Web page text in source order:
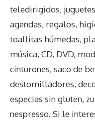
teledirigidos,
agendas, regalos,
toallitas húmedas,
música, CD, DVD,
cinturones, saco de
destornilladores,
especias sin gluten,
nespresso. Si le